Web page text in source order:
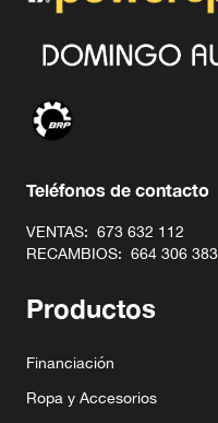
Teléfonos de contacto
VENTAS: 673 632 112
RECAMBIOS: 664 306 383
Productos
Financiación
Ropa y Accesorios